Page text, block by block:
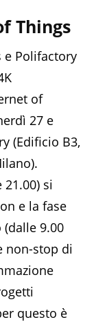
Things
e Polifactory
of
27 e
(Edificio B3,
si
e la fase
9.00
non-stop di
questo è